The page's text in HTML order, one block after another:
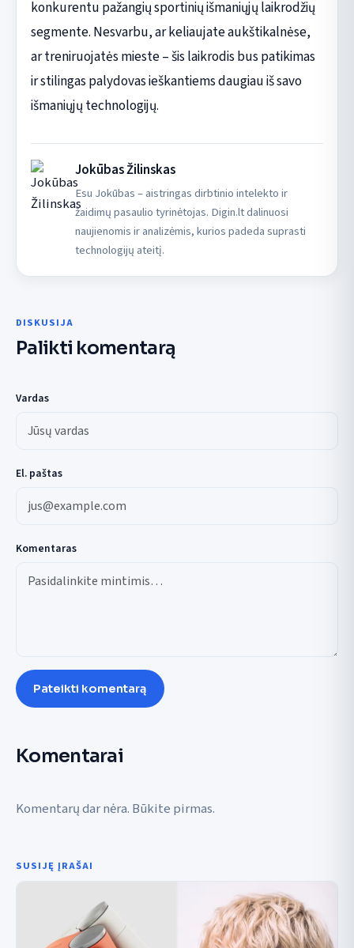
konkurentu pažangių sportinių išmaniųjų laikrodžių
segmente. Nesvarbu, ar keliaujate aukštikalnėse,
ar treniruojatės mieste – šis laikrodis bus patikimas
ir stilingas palydovas ieškantiems daugiau iš savo
išmaniųjų technologijų.
Jokūbas Žilinskas
Esu Jokūbas – aistringas dirbtinio intelekto ir
žaidimų pasaulio tyrinėtojas. Digin.lt dalinuosi
naujienomis ir analizėmis, kurios padeda suprasti
technologijų ateitį.
DISKUSIJA
Palikti komentarą
Vardas
El. paštas
Komentaras
Pateikti komentarą
Komentarai
Komentarų dar nėra. Būkite pirmas.
SUSIJĘ ĮRAŠAI